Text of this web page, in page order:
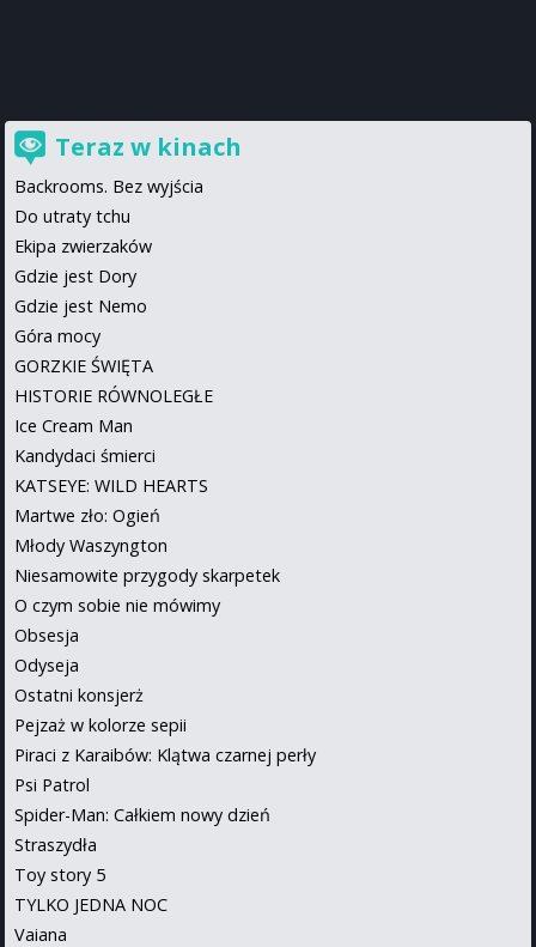
Teraz w kinach
Backrooms. Bez wyjścia
Do utraty tchu
Ekipa zwierzaków
Gdzie jest Dory
Gdzie jest Nemo
Góra mocy
GORZKIE ŚWIĘTA
HISTORIE RÓWNOLEGŁE
Ice Cream Man
Kandydaci śmierci
KATSEYE: WILD HEARTS
Martwe zło: Ogień
Młody Waszyngton
Niesamowite przygody skarpetek
O czym sobie nie mówimy
Obsesja
Odyseja
Ostatni konsjerż
Pejzaż w kolorze sepii
Piraci z Karaibów: Klątwa czarnej perły
Psi Patrol
Spider-Man: Całkiem nowy dzień
Straszydła
Toy story 5
TYLKO JEDNA NOC
Vaiana